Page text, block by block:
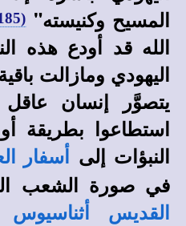
المسيح وكنيسته" (185)
الله قد أودع هذه
اليهودي ومازالت
يتصوَّر إنسان
استطاعوا بطريقة
النبؤات إلى
أسفار
في صورة الشعب
القديس أثناسيوس